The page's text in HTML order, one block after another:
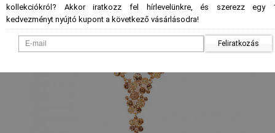
kollekciókról? Akkor iratkozz fel hírlevelünkre, és szerezz egy
kedvezményt nyújtó kupont a következő vásárlásodra!
Feliratkozás